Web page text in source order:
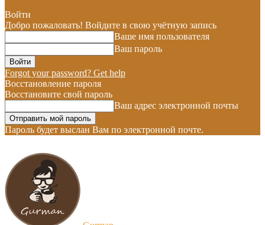
Войти
Добро пожаловать! Войдите в свою учётную запись
Ваше имя пользователя
Ваш пароль
Forgot your password? Get help
Восстановление пароля
Восстановите свой пароль
Ваш адрес электронной почты
Пароль будет выслан Вам по электронной почте.